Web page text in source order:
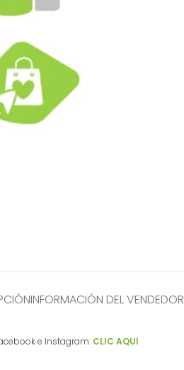
INFORMACIÓN DEL VENDEDOR
e Instagram: CLIC AQUI